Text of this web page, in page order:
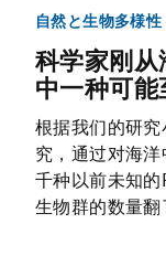
自然と生物多様性
科学家刚
中一种可能
根据我们的研
究，通过对海
千种以前未知
生物群的数量翻